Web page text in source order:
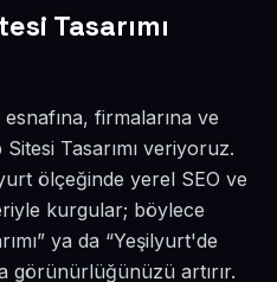
Tasarımı
firmalarına ve
Tasarımı veriyoruz.
ölçeğinde yerel SEO ve
kurgular; böylece
ya da “Yeşilyurt'de
görünürlüğünüzü artırır.